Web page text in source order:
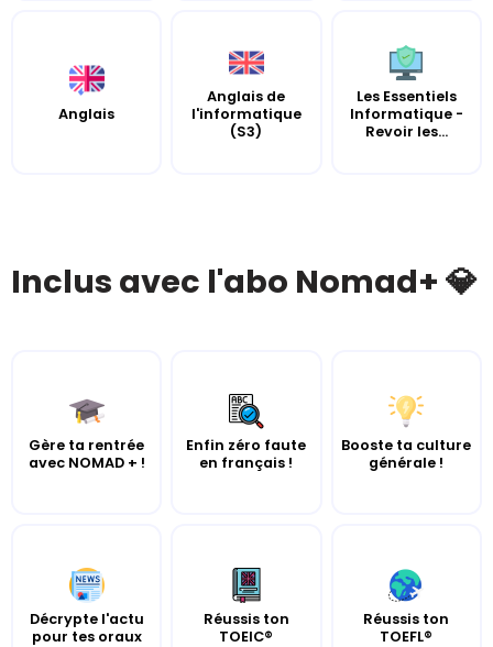
Anglais
Anglais de
l'informatique
(S3)
Les Essentiels
Informatique -
Revoir les...
Inclus avec l'abo Nomad+ 💎
Gère ta rentrée
avec NOMAD + !
Enfin zéro faute
en français !
Booste ta culture
générale !
Décrypte l'actu
pour tes oraux
Réussis ton
TOEIC®
Réussis ton
TOEFL®